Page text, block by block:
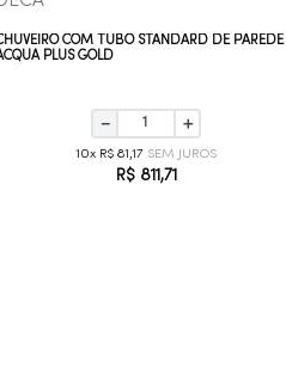
COM TUBO STANDARD DE PAREDE
PLUS GOLD
＋
－
10 R$ 81 ,17
R$ 811 ,71